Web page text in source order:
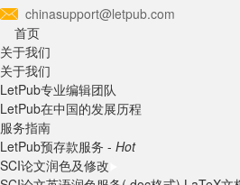
chinasupport@letpub.com
首页
关于我们
关于我们
LetPub专业编辑团队
LetPub在中国的发展历程
服务指南
LetPub预存款服务 - Hot
SCI论文润色及修改